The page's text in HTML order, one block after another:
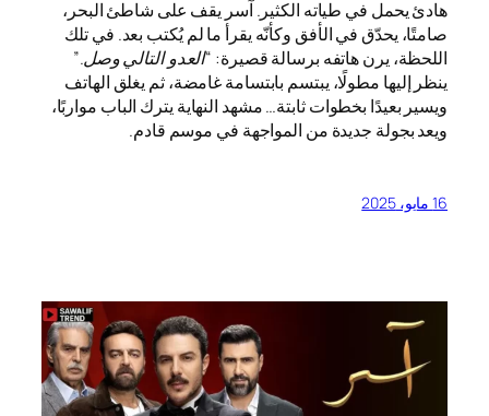
هادئ يحمل في طياته الكثير. آسر يقف على شاطئ البحر،
صامتًا، يحدّق في الأفق وكأنّه يقرأ ما لم يُكتب بعد. في تلك
اللحظة، يرن هاتفه برسالة قصيرة: “العدو التالي وصل.”
ينظر إليها مطولًا، يبتسم بابتسامة غامضة، ثم يغلق الهاتف
ويسير بعيدًا بخطوات ثابتة… مشهد النهاية يترك الباب مواربًا،
ويعد بجولة جديدة من المواجهة في موسم قادم.
16 مايو، 2025